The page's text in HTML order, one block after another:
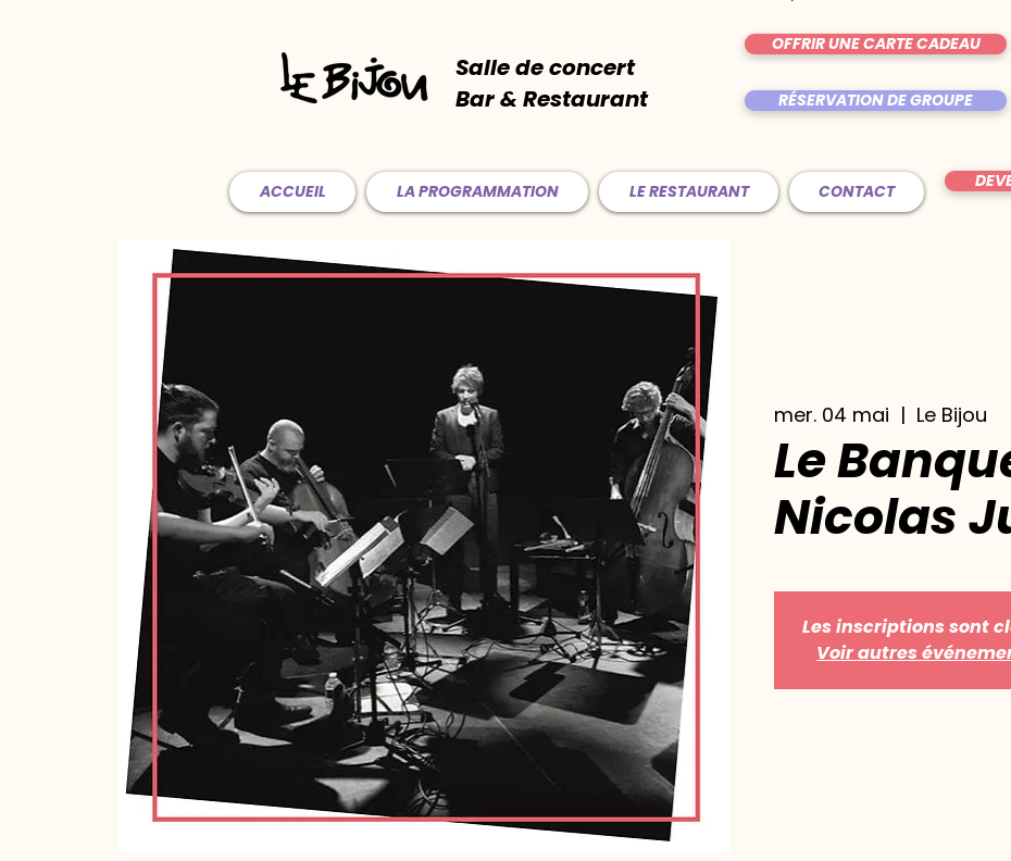
Salle de concert
Bar & Restaurant
OFFRIR UNE CARTE CADEAU
RÉSERVATION DE GROUPE
ACCUEIL LA PROGRAMMATION LE RESTAURANT CONTACT
mer. 04 mai
  |
Le Bijou
Le
Nicolas
Les inscriptions sont
Voir autres